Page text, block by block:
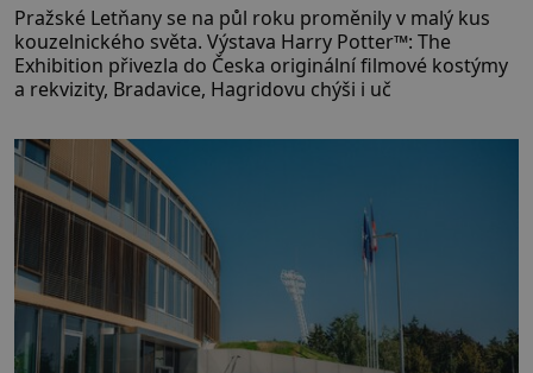
Pražské Letňany se na půl roku proměnily v malý kus
kouzelnického světa. Výstava Harry Potter™: The
Exhibition přivezla do Česka originální filmové kostýmy
a rekvizity, Bradavice, Hagridovu chýši i uč